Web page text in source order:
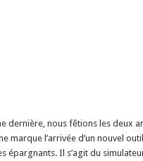
dernière, nous fêtions les deux
marque l’arrivée d’un nouvel
épargnants. Il s’agit du